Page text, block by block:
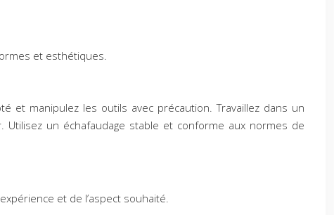
et esthétiques.
et manipulez les outils avec précaution. Travaillez dans un
un échafaudage stable et conforme aux normes de
et de l’aspect souhaité.